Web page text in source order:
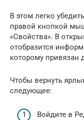
В этом легко
правой кнопкой
«Свойства». В
отобразится
которому привязан
Чтобы вернуть
следующее:
Войдите в